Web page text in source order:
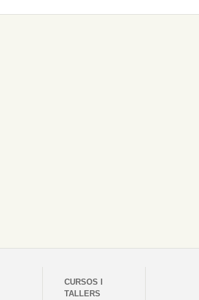
CURSOS I
TALLERS